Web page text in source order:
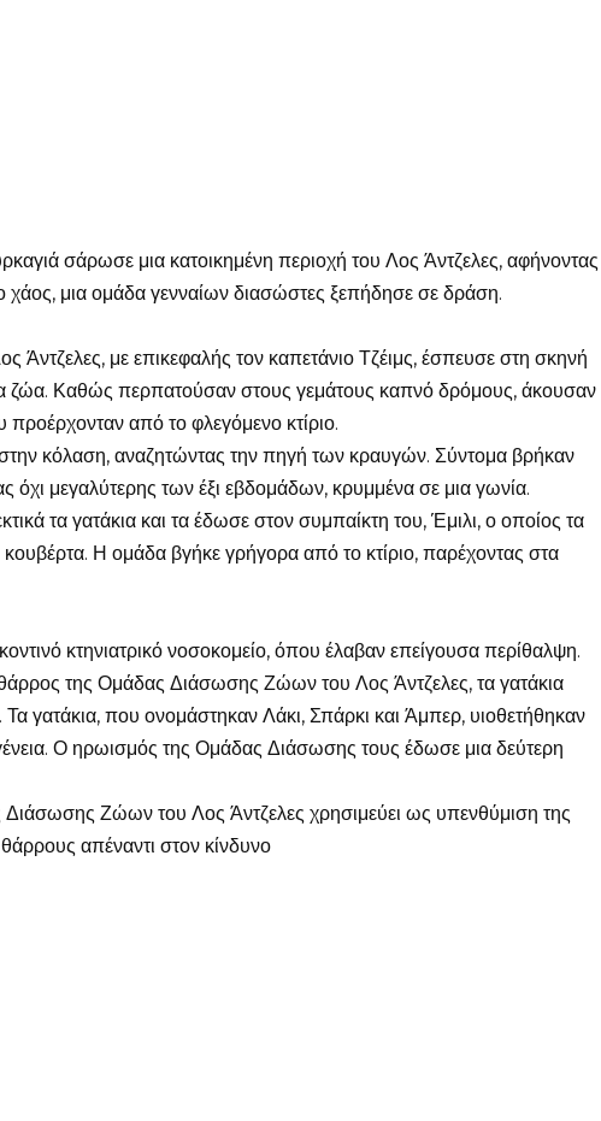
σάρωσε μια κατοικημένη περιοχή του Λος Άντζελες, αφήνοντας
χάος, μια ομάδα γενναίων διασώστες ξεπήδησε σε δράση.
με επικεφαλής τον καπετάνιο Τζέιμς, έσπευσε στη σκηνή
ζώα. Καθώς περπατούσαν στους γεμάτους καπνό δρόμους, άκουσαν
από το φλεγόμενο κτίριο.
κόλαση, αναζητώντας την πηγή των κραυγών. Σύντομα βρήκαν
όχι μεγαλύτερης των έξι εβδομάδων, κρυμμένα σε μια γωνία.
τα γατάκια και τα έδωσε στον συμπαίκτη του, Έμιλι, ο οποίος τα
κουβέρτα. Η ομάδα βγήκε γρήγορα από το κτίριο, παρέχοντας στα
κτηνιατρικό νοσοκομείο, όπου έλαβαν επείγουσα περίθαλψη.
της Ομάδας Διάσωσης Ζώων του Λος Άντζελες, τα γατάκια
γατάκια, που ονομάστηκαν Λάκι, Σπάρκι και Άμπερ, υιοθετήθηκαν
Ο ηρωισμός της Ομάδας Διάσωσης τους έδωσε μια δεύτερη
Διάσωσης Ζώων του Λος Άντζελες χρησιμεύει ως υπενθύμιση της
απέναντι στον κίνδυνο